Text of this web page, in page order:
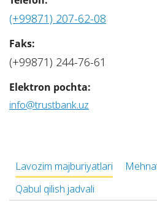
(+99871) 207-62-08
Faks:
(+99871) 244-76-61
Elektron pochta:
info@trustbank.uz
Lavozim majburiyatlari
Qabul qilish jadvali